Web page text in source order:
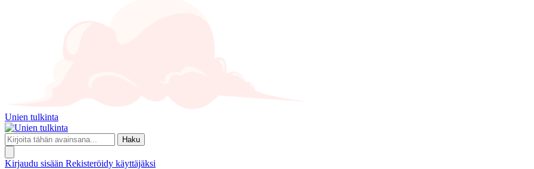
Unien tulkinta
Haku
Kirjaudu sisään Rekisteröidy käyttäjäksi